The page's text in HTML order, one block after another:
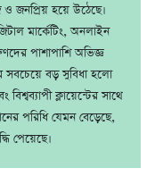
জনপ্রিয় হয়ে উঠেছে।
মার্কেটিং, অনলাইন
পাশাপাশি অভিজ্ঞ
বড় সুবিধা হলো
ক্লায়েন্টের সাথে
পরিধি যেমন বেড়েছে,
পেয়েছে।